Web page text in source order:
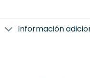
Información